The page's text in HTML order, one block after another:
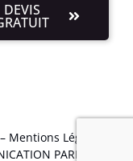
DEVIS
Mentions Légales
PARIS